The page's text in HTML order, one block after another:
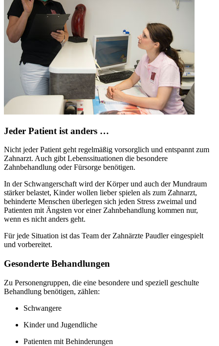
Jeder Patient ist anders …
Nicht jeder Patient geht regelmäßig vorsorglich und entspannt zum
Zahnarzt. Auch gibt Lebenssituationen die besondere
Zahnbehandlung oder Fürsorge benötigen.
In der Schwangerschaft wird der Körper und auch der Mundraum
stärker belastet, Kinder wollen lieber spielen als zum Zahnarzt,
behinderte Menschen überlegen sich jeden Stress zweimal und
Patienten mit Ängsten vor einer Zahnbehandlung kommen nur,
wenn es nicht anders geht.
Für jede Situation ist das Team der Zahnärzte Paudler eingespielt
und vorbereitet.
Gesonderte Behandlungen
Zu Personengruppen, die eine besondere und speziell geschulte
Behandlung benötigen, zählen:
Schwangere
Kinder und Jugendliche
Patienten mit Behinderungen